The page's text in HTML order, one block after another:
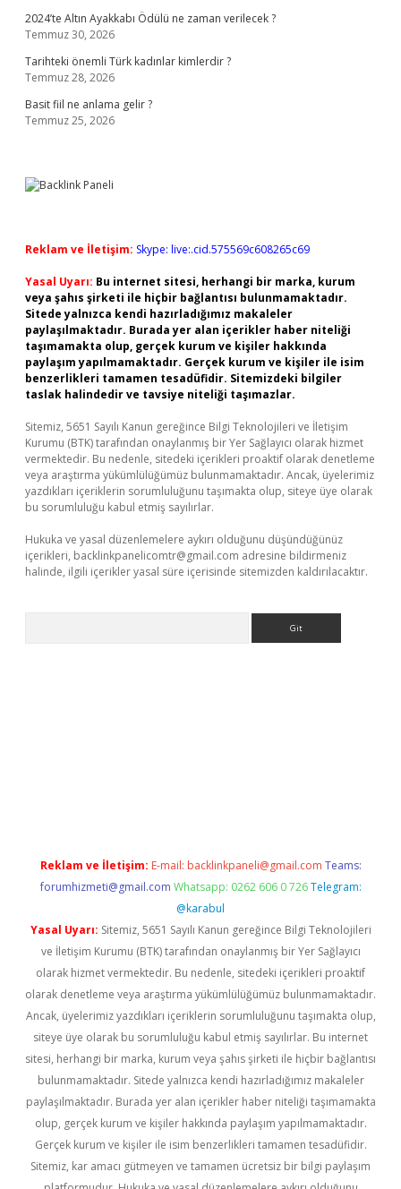
2024’te Altın Ayakkabı Ödülü ne zaman verilecek ?
Temmuz 30, 2026
Tarihteki önemli Türk kadınlar kimlerdir ?
Temmuz 28, 2026
Basit fiil ne anlama gelir ?
Temmuz 25, 2026
Reklam ve İletişim: Skype: live:.cid.575569c608265c69
Yasal Uyarı: Bu internet sitesi, herhangi bir marka, kurum
veya şahıs şirketi ile hiçbir bağlantısı bulunmamaktadır.
Sitede yalnızca kendi hazırladığımız makaleler
paylaşılmaktadır. Burada yer alan içerikler haber niteliği
taşımamakta olup, gerçek kurum ve kişiler hakkında
paylaşım yapılmamaktadır. Gerçek kurum ve kişiler ile isim
benzerlikleri tamamen tesadüfidir. Sitemizdeki bilgiler
taslak halindedir ve tavsiye niteliği taşımazlar.
Sitemiz, 5651 Sayılı Kanun gereğince Bilgi Teknolojileri ve İletişim
Kurumu (BTK) tarafından onaylanmış bir Yer Sağlayıcı olarak hizmet
vermektedir. Bu nedenle, sitedeki içerikleri proaktif olarak denetleme
veya araştırma yükümlülüğümüz bulunmamaktadır. Ancak, üyelerimiz
yazdıkları içeriklerin sorumluluğunu taşımakta olup, siteye üye olarak
bu sorumluluğu kabul etmiş sayılırlar.
Hukuka ve yasal düzenlemelere aykırı olduğunu düşündüğünüz
içerikleri, backlinkpanelicomtr@gmail.com adresine bildirmeniz
halinde, ilgili içerikler yasal süre içerisinde sitemizden kaldırılacaktır.
Reklam ve İletişim: E-mail: backlinkpaneli@gmail.com Teams:
forumhizmeti@gmail.com Whatsapp: 0262 606 0 726 Telegram:
@karabul
Yasal Uyarı: Sitemiz, 5651 Sayılı Kanun gereğince Bilgi Teknolojileri
ve İletişim Kurumu (BTK) tarafından onaylanmış bir Yer Sağlayıcı
olarak hizmet vermektedir. Bu nedenle, sitedeki içerikleri proaktif
olarak denetleme veya araştırma yükümlülüğümüz bulunmamaktadır.
Ancak, üyelerimiz yazdıkları içeriklerin sorumluluğunu taşımakta olup,
siteye üye olarak bu sorumluluğu kabul etmiş sayılırlar. Bu internet
sitesi, herhangi bir marka, kurum veya şahıs şirketi ile hiçbir bağlantısı
bulunmamaktadır. Sitede yalnızca kendi hazırladığımız makaleler
paylaşılmaktadır. Burada yer alan içerikler haber niteliği taşımamakta
olup, gerçek kurum ve kişiler hakkında paylaşım yapılmamaktadır.
Gerçek kurum ve kişiler ile isim benzerlikleri tamamen tesadüfidir.
Sitemiz, kar amacı gütmeyen ve tamamen ücretsiz bir bilgi paylaşım